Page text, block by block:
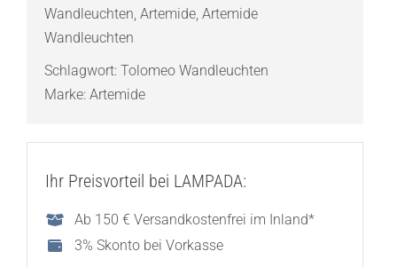
Wandleuchten, Artemide, Artemide
Wandleuchten
Schlagwort: Tolomeo Wandleuchten
Marke: Artemide
Ihr Preisvorteil bei LAMPADA:
Ab 150 € Versandkostenfrei im Inland*
3% Skonto bei Vorkasse